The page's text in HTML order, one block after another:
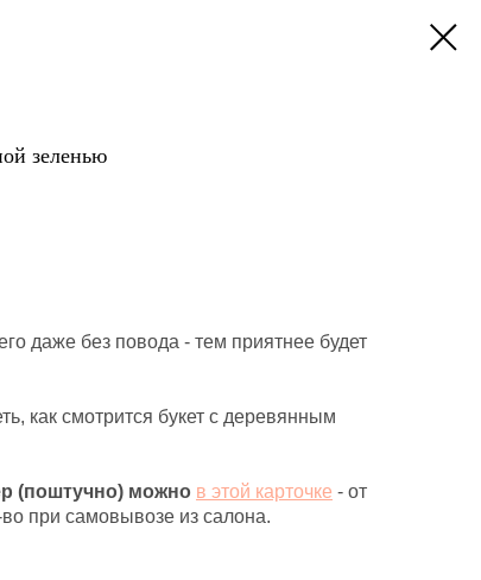
зеленью
даже без повода - тем приятнее будет
как смотрится букет с деревянным
(поштучно) можно в этой карточке - от
при самовывозе из салона.